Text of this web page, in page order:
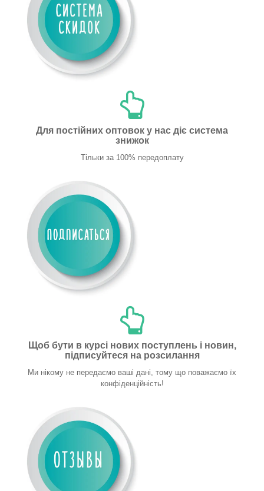
Для постійних оптовок у нас діє система
знижок
Тільки за 100% передоплату
Щоб бути в курсі нових поступлень і новин,
підписуйтеся на розсилання
Ми нікому не передаємо ваші дані, тому що поважаємо їх
конфіденційність!